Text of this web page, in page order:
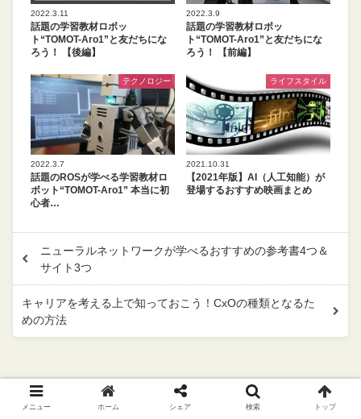
2022.3.11
話題の学習教材ロボッ
ト“TOMOT-Aro1”と友だちにな
ろう！ 【後編】
2022.3.9
話題の学習教材ロボッ
ト“TOMOT-Aro1”と友だちにな
ろう！ 【前編】
テクノロジー
2022.3.7
話題のROSが学べる学習教材ロ
ボット“TOMOT-Aro1” 本当に初
心者…
ライフスタイル
2021.10.31
【2021年版】AI（人工知能）が
登場するおすすめ映画まとめ
ニューラルネットワークが学べるおすすめの参考書4つ＆
サイト3つ
キャリアを考える上で知っておこう！CxOの種類となるた
めの方法
メニュー ホーム シェア 検索 トップ